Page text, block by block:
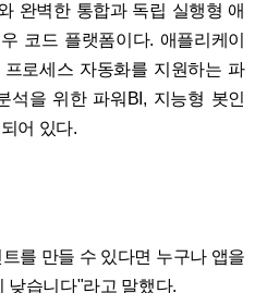
완벽한 통합과 독립 실행형 애
코드 플랫폼이다. 애플리케이
로세스 자동화를 지원하는 파
석을 위한 파워BI, 지능형 봇인
어 있다.
를 만들 수 있다면 누구나 앱을
낮습니다"라고 말했다.